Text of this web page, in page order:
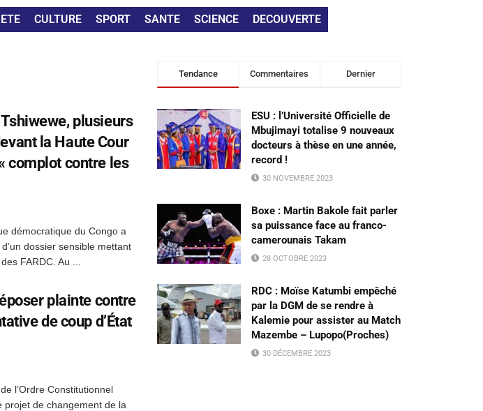
CULTURE SPORT SANTE SCIENCE DECOUVERTE
plusieurs
la Haute Cour
complot contre les
démocratique du Congo a
dossier sensible mettant
FARDC. Au ...
plainte contre
de coup d’État
l’Ordre Constitutionnel
projet de changement de la
Tendance Commentaires Dernier
ESU : l’Université Officielle de
Mbujimayi totalise 9 nouveaux
docteurs à thèse en une année,
record !
30 NOVEMBRE 2023
Boxe : Martin Bakole fait parler
sa puissance face au franco-
camerounais Takam
28 OCTOBRE 2023
RDC : Moïse Katumbi empêché
par la DGM de se rendre à
Kalemie pour assister au Match
Mazembe – Lupopo(Proches)
30 DÉCEMBRE 2023